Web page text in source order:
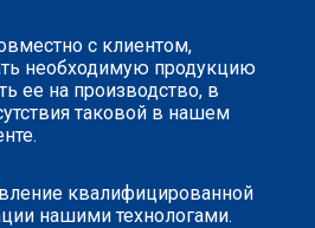
с клиентом,
необходимую продукцию
ее на производство, в
таковой в нашем
квалифицированной
нашими технологами.